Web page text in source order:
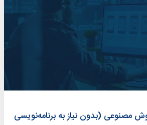
مصنوعی (بدون نیاز به برنامه‌نویسی